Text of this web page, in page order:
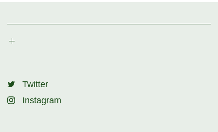
Twitter
Instagram